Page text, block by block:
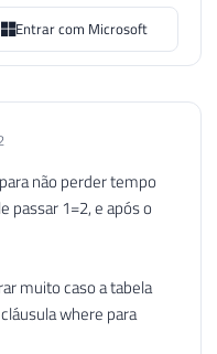
Entrar com Microsoft
não perder tempo
passar 1=2, e após o
muito caso a tabela
where para